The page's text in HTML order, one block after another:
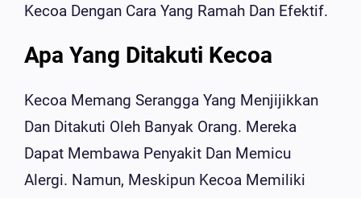
Kecoa Dengan Cara Yang Ramah Dan Efektif.
Apa Yang Ditakuti Kecoa
Kecoa Memang Serangga Yang Menjijikkan
Dan Ditakuti Oleh Banyak Orang. Mereka
Dapat Membawa Penyakit Dan Memicu
Alergi. Namun, Meskipun Kecoa Memiliki